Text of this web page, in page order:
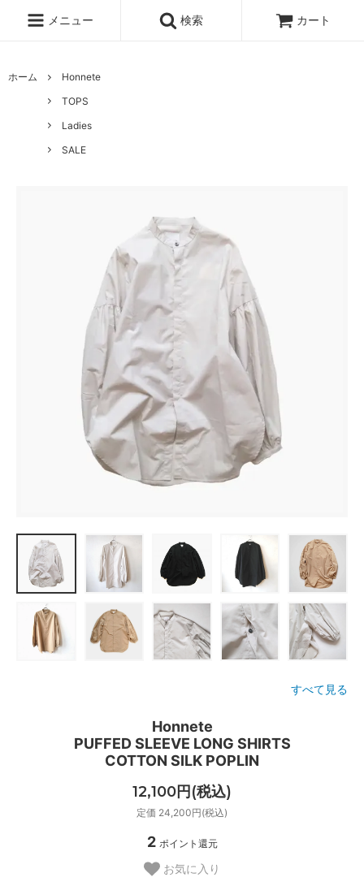
メニュー 検索 カート
ホーム
Honnete
TOPS
Ladies
SALE
すべて見る
Honnete
PUFFED SLEEVE LONG SHIRTS
COTTON SILK POPLIN
12,100円(税込)
定価 24,200円(税込)
2 ポイント還元
お気に入り